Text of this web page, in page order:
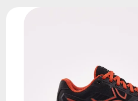
Consultorio